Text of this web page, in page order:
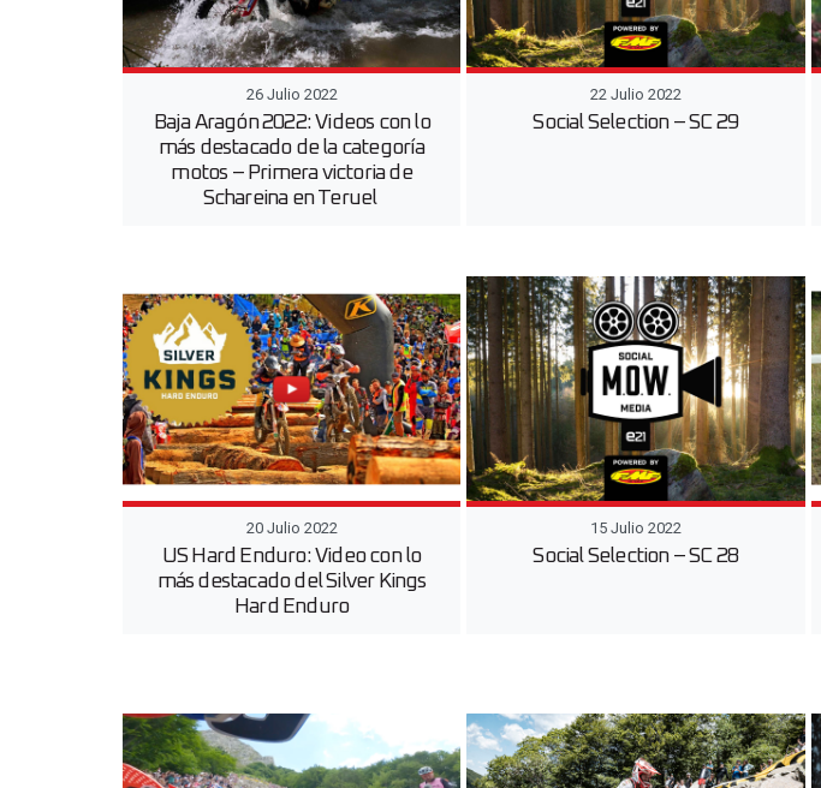
26 Julio 2022
Baja Aragón 2022: Videos con lo
más destacado de la categoría
motos – Primera victoria de
Schareina en Teruel
22 Julio 2022
Social Selection – SC 29
20 Julio 2022
US Hard Enduro: Video con lo
más destacado del Silver Kings
Hard Enduro
15 Julio 2022
Social Selection – SC 28